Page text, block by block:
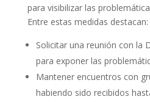
para visibilizar las
Entre estas medidas destacan:
Solicitar una reunión con la
para exponer las
Mantener encuentros con
habiendo sido recibidos